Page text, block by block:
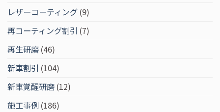
レザーコーティング (9)
再コーティング割引 (7)
再生研磨 (46)
新車割引 (104)
新車覚醒研磨 (12)
施工事例 (186)